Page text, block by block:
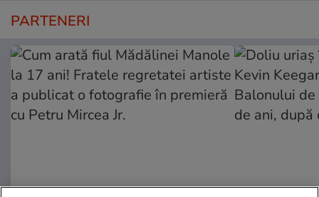
PARTENERI